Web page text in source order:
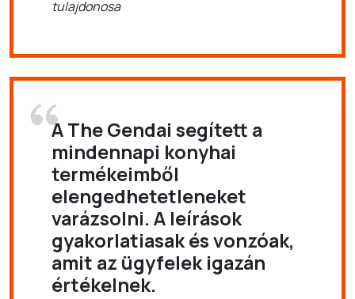
tulajdonosa
A The Gendai segített a
mindennapi konyhai
termékeimből
elengedhetetleneket
varázsolni. A leírások
gyakorlatiasak és vonzóak,
amit az ügyfelek igazán
értékelnek.